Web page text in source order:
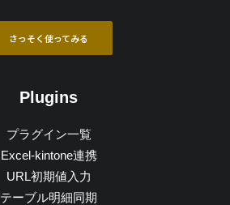
さっそく使ってみる
Plugins
プラグイン一覧
Excel-kintone連携
URL初期値入力
テーブル明細同期